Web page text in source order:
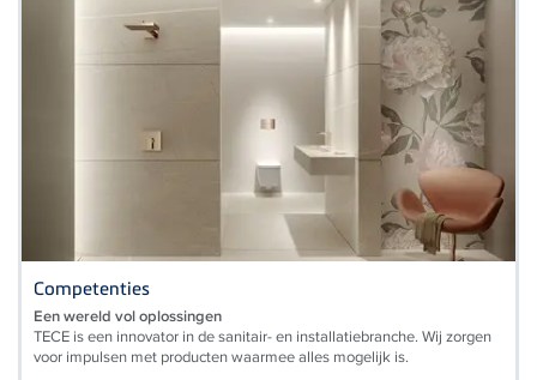
Competenties
Een wereld vol oplossingen
TECE is een innovator in de sanitair- en installatiebranche. Wij zorgen
voor impulsen met producten waarmee alles mogelijk is.